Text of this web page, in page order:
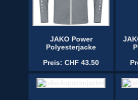
JAKO Power
Polyesterjacke
Preis: CHF 43.50